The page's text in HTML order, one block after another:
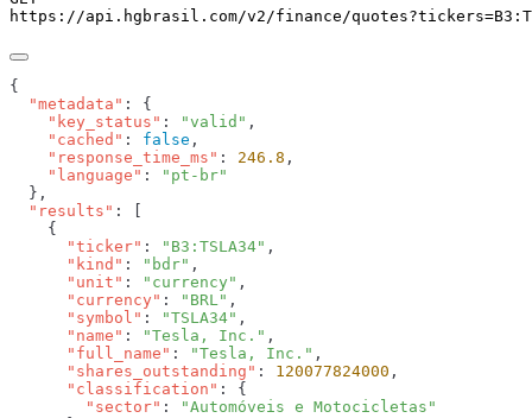
https://api.hgbrasil.com/v2/finance/quotes?tickers=
  "metadata"
    "key_status"
: "valid"
    "cached"
: false
    "response_time_ms"
: 246.8
    "language"
:
  "results"
      "ticker"
: "B3:TSLA34"
      "kind"
: "bdr"
      "unit"
: "currency"
      "currency"
: "BRL"
      "symbol"
: "TSLA34"
      "name"
: "Tesla, Inc."
      "full_name"
: "Tesla, Inc."
      "shares_outstanding"
: 120077824000
      "classification"
        "sector"
: